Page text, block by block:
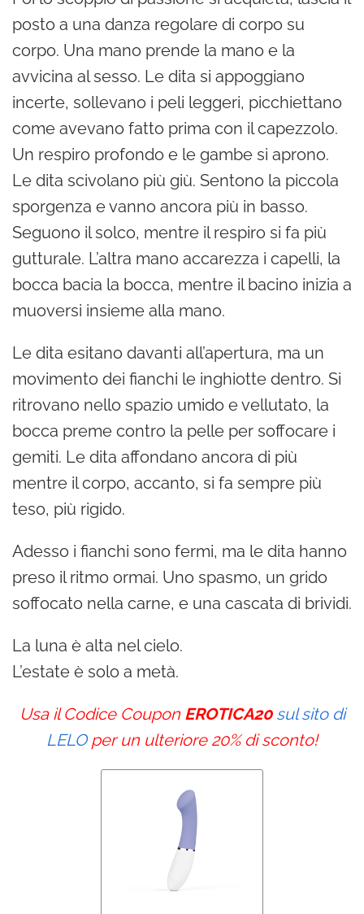
posto a una danza regolare di corpo su
corpo. Una mano prende la mano e la
avvicina al sesso. Le dita si appoggiano
incerte, sollevano i peli leggeri, picchiettano
come avevano fatto prima con il capezzolo.
Un respiro profondo e le gambe si aprono.
Le dita scivolano più giù. Sentono la piccola
sporgenza e vanno ancora più in basso.
Seguono il solco, mentre il respiro si fa più
gutturale. L’altra mano accarezza i capelli, la
bocca bacia la bocca, mentre il bacino inizia a
muoversi insieme alla mano.
Le dita esitano davanti all’apertura, ma un
movimento dei fianchi le inghiotte dentro. Si
ritrovano nello spazio umido e vellutato, la
bocca preme contro la pelle per soffocare i
gemiti. Le dita affondano ancora di più
mentre il corpo, accanto, si fa sempre più
teso, più rigido.
Adesso i fianchi sono fermi, ma le dita hanno
preso il ritmo ormai. Uno spasmo, un grido
soffocato nella carne, e una cascata di brividi.
La luna è alta nel cielo.
L’estate è solo a metà.
Usa il Codice Coupon EROTICA20 sul sito di
LELOper un ulteriore 20% di sconto!